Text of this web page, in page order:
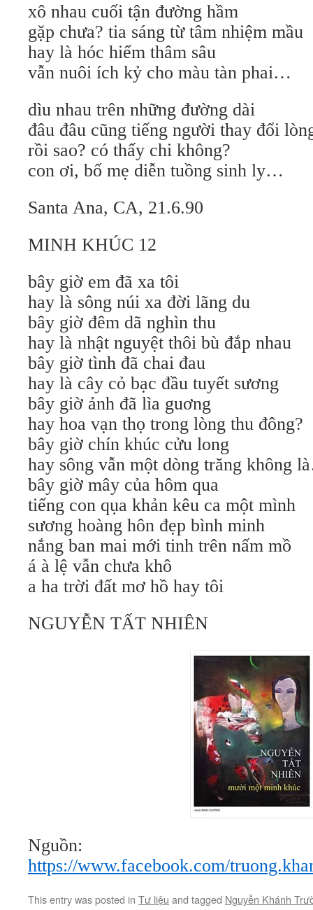
xô nhau cuối tận đường hầm
gặp chưa? tia sáng từ tâm nhiệm mầu
hay là hóc hiểm thâm sâu
vẫn nuôi ích kỷ cho màu tàn phai…
dìu nhau trên những đường dài
đâu đâu cũng tiếng người thay đổi
rồi sao? có thấy chi không?
con ơi, bố mẹ diễn tuồng sinh ly…
Santa Ana, CA, 21.6.90
MINH KHÚC 12
bây giờ em đã xa tôi
hay là sông núi xa đời lãng du
bây giờ đêm dã nghìn thu
hay là nhật nguyệt thôi bù đắp nhau
bây giờ tình đã chai đau
hay là cây cỏ bạc đầu tuyết sương
bây giờ ảnh đã lìa guơng
hay hoa vạn thọ trong lòng thu đông?
bây giờ chín khúc cửu long
hay sông vẫn một dòng trăng không
bây giờ mây của hôm qua
tiếng con qụa khản kêu ca một mình
sương hoàng hôn đẹp bình minh
nắng ban mai mới tinh trên nấm mồ
á à lệ vẫn chưa khô
a ha trời đất mơ hồ hay tôi
NGUYỄN TẤT NHIÊN
Nguồn:
https://www.facebook.com/
This entry was posted in Tư liệu and tagged Nguyễn Khánh